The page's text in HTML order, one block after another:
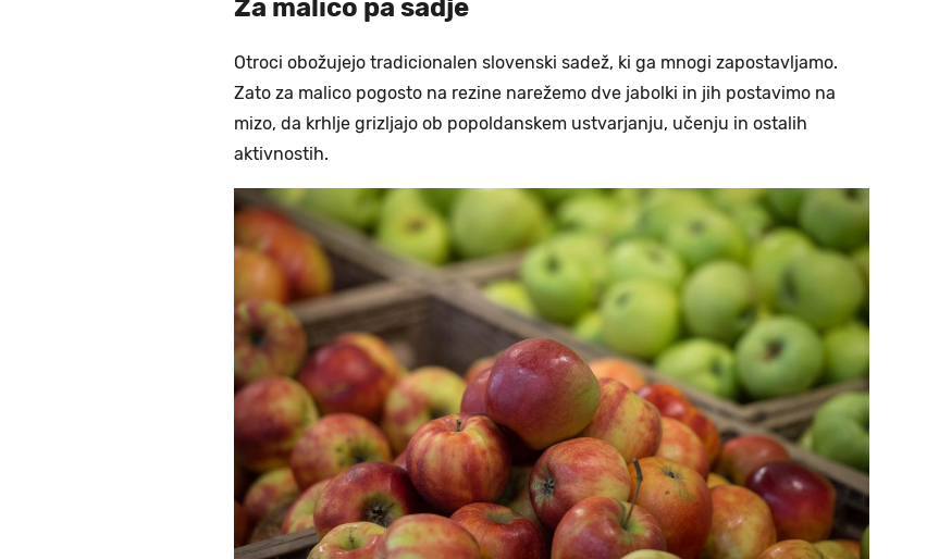
Za malico pa sadje
Otroci obožujejo tradicionalen slovenski sadež, ki ga mnogi zapostavljamo.
Zato za malico pogosto na rezine narežemo dve jabolki in jih postavimo na
mizo, da krhlje grizljajo ob popoldanskem ustvarjanju, učenju in ostalih
aktivnostih.